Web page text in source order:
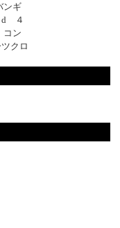
ンギ
d ４
コン
クロ